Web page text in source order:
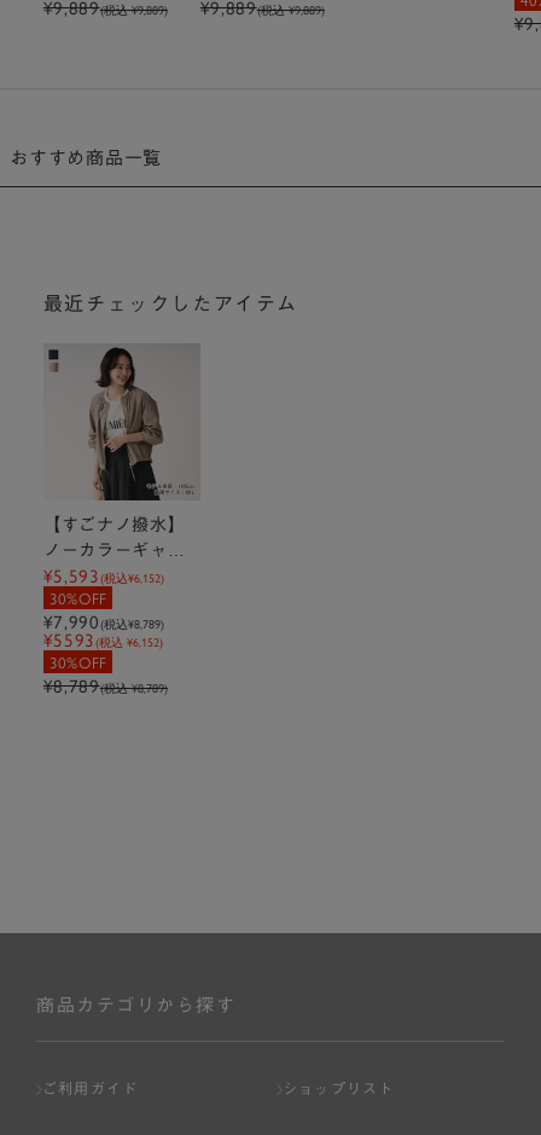
¥9,889(税込 ¥9,889) ¥9,889(税込 ¥9,889)
おすすめ商品一覧
最近チェックしたアイテム
【すごナノ撥水】
ノーカラーギャザ
ーブルゾン
¥5,593(税込¥6,152)
30%OFF
¥7,990(税込¥8,789)
¥5593(税込 ¥6,152)
30%OFF
¥8,789(税込 ¥8,789)
商品カテゴリから探す
ご利用ガイド ショップリスト